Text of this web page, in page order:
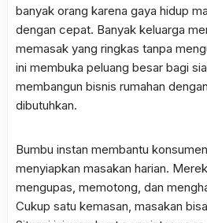
banyak orang karena gaya hidup
dengan cepat. Banyak keluarga
memasak yang ringkas tanpa
ini membuka peluang besar bagi
membangun bisnis rumahan
dibutuhkan.
Bumbu instan membantu
menyiapkan masakan harian.
mengupas, memotong, dan
Cukup satu kemasan, masakan